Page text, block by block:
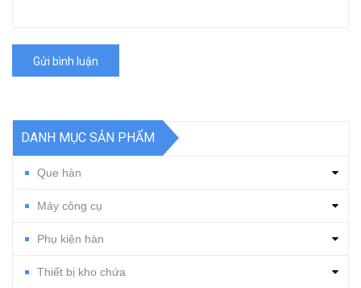
Gửi bình luận
DANH MỤC SẢN PHẨM
Que hàn
Máy công cụ
Phụ kiện hàn
Thiết bị kho chứa